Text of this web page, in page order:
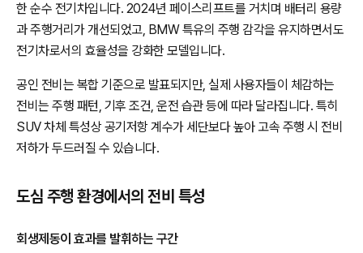
한 순수 전기차입니다. 2024년 페이스리프트를 거치며 배터리 용량
과 주행거리가 개선되었고, BMW 특유의 주행 감각을 유지하면서도
전기차로서의 효율성을 강화한 모델입니다.
공인 전비는 복합 기준으로 발표되지만, 실제 사용자들이 체감하는
전비는 주행 패턴, 기후 조건, 운전 습관 등에 따라 달라집니다. 특히
SUV 차체 특성상 공기저항 계수가 세단보다 높아 고속 주행 시 전비
저하가 두드러질 수 있습니다.
도심 주행 환경에서의 전비 특성
회생제동이 효과를 발휘하는 구간